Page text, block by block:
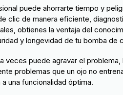
puede ahorrarte tiempo y
clic de manera eficiente,
obtienes la ventaja del
y longevidad de tu bomba de
veces puede agravar el
problemas que un ojo no
una funcionalidad óptima.